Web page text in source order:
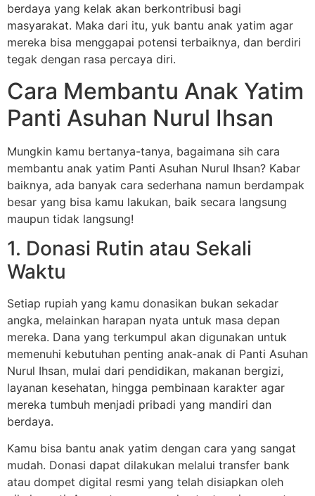
berdaya yang kelak akan berkontribusi bagi
masyarakat. Maka dari itu, yuk bantu anak yatim agar
mereka bisa menggapai potensi terbaiknya, dan berdiri
tegak dengan rasa percaya diri.
Cara Membantu Anak Yatim
Panti Asuhan Nurul Ihsan
Mungkin kamu bertanya-tanya, bagaimana sih cara
membantu anak yatim Panti Asuhan Nurul Ihsan? Kabar
baiknya, ada banyak cara sederhana namun berdampak
besar yang bisa kamu lakukan, baik secara langsung
maupun tidak langsung!
1. Donasi Rutin atau Sekali
Waktu
Setiap rupiah yang kamu donasikan bukan sekadar
angka, melainkan harapan nyata untuk masa depan
mereka. Dana yang terkumpul akan digunakan untuk
memenuhi kebutuhan penting anak-anak di Panti Asuhan
Nurul Ihsan, mulai dari pendidikan, makanan bergizi,
layanan kesehatan, hingga pembinaan karakter agar
mereka tumbuh menjadi pribadi yang mandiri dan
berdaya.
Kamu bisa bantu anak yatim dengan cara yang sangat
mudah. Donasi dapat dilakukan melalui transfer bank
atau dompet digital resmi yang telah disiapkan oleh